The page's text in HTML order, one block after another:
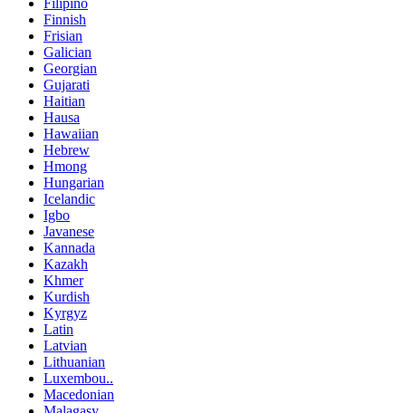
Filipino
Finnish
Frisian
Galician
Georgian
Gujarati
Haitian
Hausa
Hawaiian
Hebrew
Hmong
Hungarian
Icelandic
Igbo
Javanese
Kannada
Kazakh
Khmer
Kurdish
Kyrgyz
Latin
Latvian
Lithuanian
Luxembou..
Macedonian